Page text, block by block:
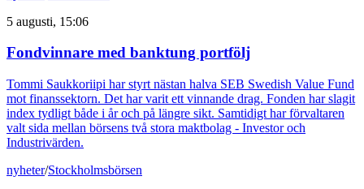
5 augusti, 15:06
Fondvinnare med banktung portfölj
Tommi Saukkoriipi har styrt nästan halva SEB Swedish Value Fund
mot finanssektorn. Det har varit ett vinnande drag. Fonden har slagit
index tydligt både i år och på längre sikt. Samtidigt har förvaltaren
valt sida mellan börsens två stora maktbolag - Investor och
Industrivärden.
nyheter/Stockholmsbörsen